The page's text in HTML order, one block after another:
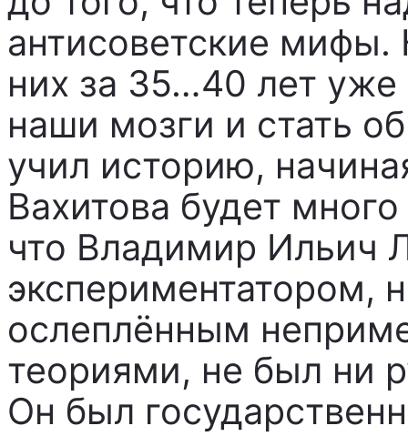
антисоветские
них за 35…40 лет уже
наши мозги и стать
учил историю,
Вахитова будет
что Владимир Ильич
экспериментатором,
ослеплённым
теориями, не был ни
Он был